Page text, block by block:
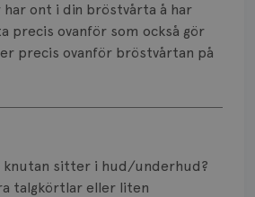
har ont i din bröstvårta å har
precis ovanför som också gör
precis ovanför bröstvårtan på
knutan sitter i hud/underhud?
talgkörtlar eller liten